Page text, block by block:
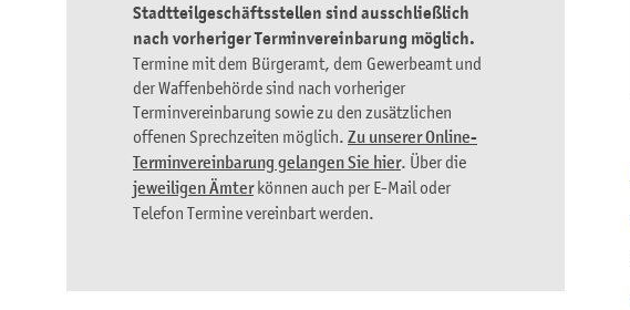
Stadtteilgeschäftsstellen sind ausschließlich
nach vorheriger Terminvereinbarung möglich.
Termine mit dem Bürgeramt, dem Gewerbeamt und
der Waffenbehörde sind nach vorheriger
Terminvereinbarung sowie zu den zusätzlichen
offenen Sprechzeiten möglich. Zu unserer Online-
Terminvereinbarung gelangen Sie hier. Über die
jeweiligen Ämterkönnen auch per E-Mail oder
Telefon Termine vereinbart werden.